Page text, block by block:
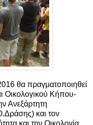
θα πραγματοποιηθεί
Οικολογικού Κήπου-
Ανεξάρτητη
και τον
και την Οικολογία